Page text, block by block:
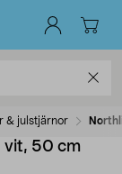
& julstjärnor
vit, 50 cm